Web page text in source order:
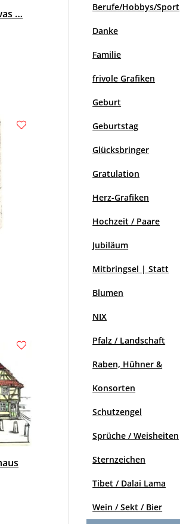
…
Berufe/Hobbys/Sport
Danke
Familie
frivole Grafiken
Geburt
Geburtstag
Glücksbringer
Gratulation
Herz-Grafiken
Hochzeit / Paare
Jubiläum
Mitbringsel | Statt
Blumen
NIX
Pfalz / Landschaft
Raben, Hühner &
Konsorten
Schutzengel
Sprüche / Weisheiten
Sternzeichen
Tibet / Dalai Lama
Wein / Sekt / Bier